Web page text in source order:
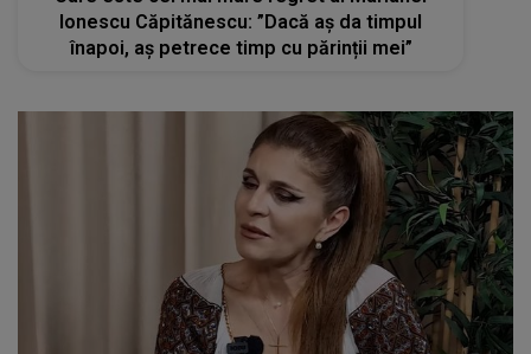
Ionescu Căpitănescu: ”Dacă aș da timpul
înapoi, aș petrece timp cu părinții mei”